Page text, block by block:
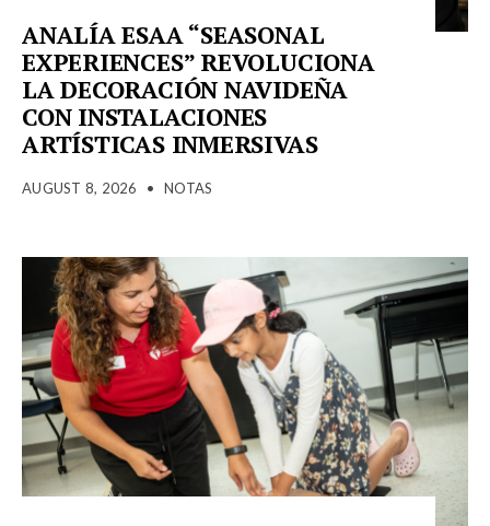
ANALÍA ESAA “SEASONAL
EXPERIENCES” REVOLUCIONA
LA DECORACIÓN NAVIDEÑA
CON INSTALACIONES
ARTÍSTICAS INMERSIVAS
AUGUST 8, 2026 • NOTAS